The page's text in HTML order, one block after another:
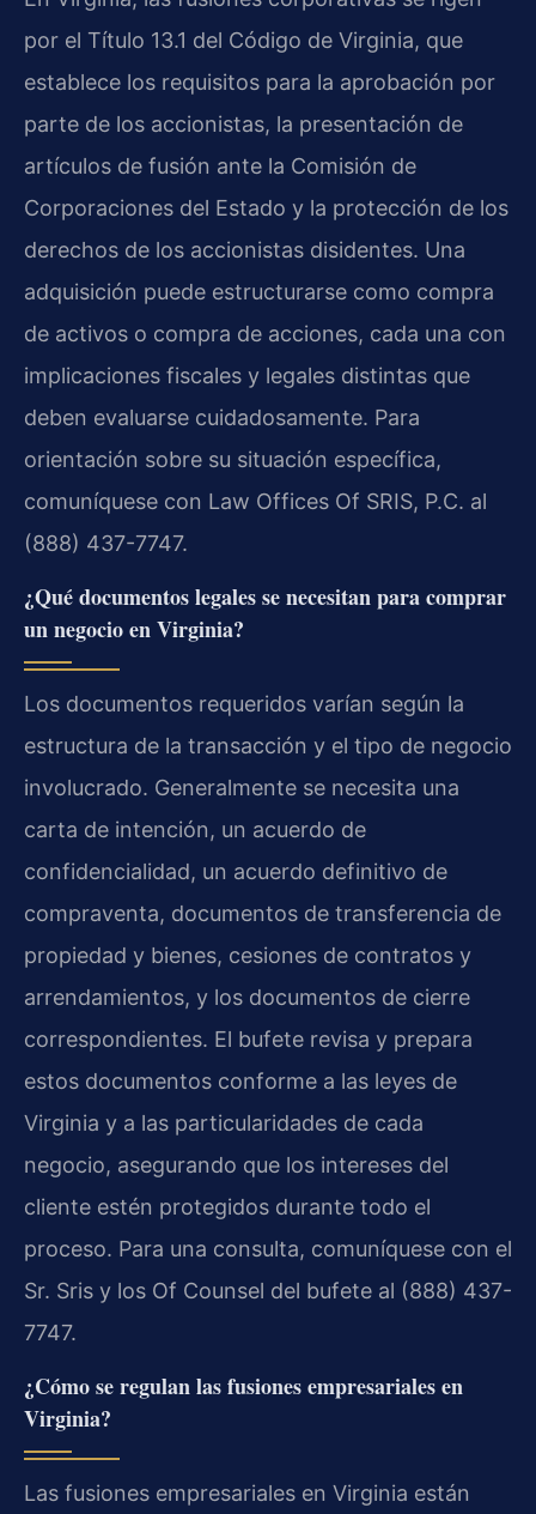
por el Título 13.1 del Código de Virginia, que
establece los requisitos para la aprobación por
parte de los accionistas, la presentación de
artículos de fusión ante la Comisión de
Corporaciones del Estado y la protección de los
derechos de los accionistas disidentes. Una
adquisición puede estructurarse como compra
de activos o compra de acciones, cada una con
implicaciones fiscales y legales distintas que
deben evaluarse cuidadosamente. Para
orientación sobre su situación específica,
comuníquese con Law Offices Of SRIS, P.C. al
(888) 437-7747.
¿Qué documentos legales se necesitan para comprar
un negocio en Virginia?
Los documentos requeridos varían según la
estructura de la transacción y el tipo de negocio
involucrado. Generalmente se necesita una
carta de intención, un acuerdo de
confidencialidad, un acuerdo definitivo de
compraventa, documentos de transferencia de
propiedad y bienes, cesiones de contratos y
arrendamientos, y los documentos de cierre
correspondientes. El bufete revisa y prepara
estos documentos conforme a las leyes de
Virginia y a las particularidades de cada
negocio, asegurando que los intereses del
cliente estén protegidos durante todo el
proceso. Para una consulta, comuníquese con el
Sr. Sris y los Of Counsel del bufete al (888) 437-
7747.
¿Cómo se regulan las fusiones empresariales en
Virginia?
Las fusiones empresariales en Virginia están